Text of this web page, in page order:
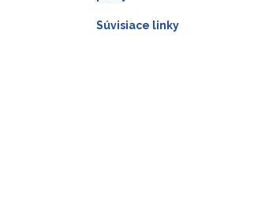
Súvisiace linky